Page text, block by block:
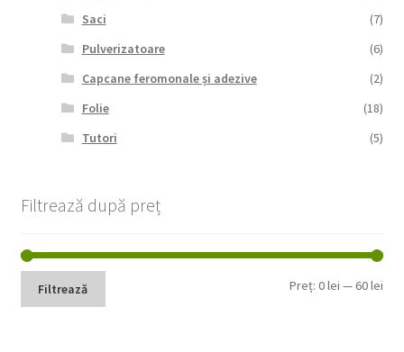
Saci
(7)
Pulverizatoare
(6)
Capcane feromonale și adezive
(2)
Folie
(18)
Tutori
(5)
Filtrează după preț
Filtrează Preț:0 lei — 60 lei